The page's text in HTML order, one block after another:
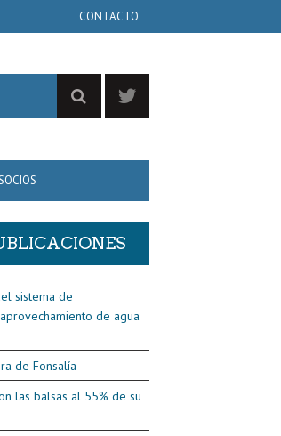
CONTACTO
sistema de
de agua
de Fonsalía
las balsas al 55% de su